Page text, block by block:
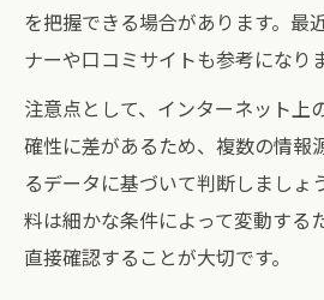
を把握できる場合があります。最
ナーや口コミサイトも参考になり
注意点として、インターネット上
確性に差があるため、複数の情報
るデータに基づいて判断しましょ
料は細かな条件によって変動する
直接確認することが大切です。